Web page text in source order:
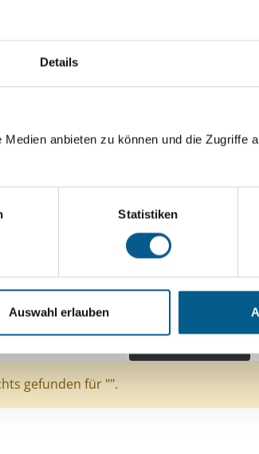
Details
anbieten zu können und die Zugriffe
Statistiken
Auswahl erlauben
Projekt oder ein Vorhaben? Hier können
recherchieren. Bei der
durch die Wahl von Bereichen oder
Suchen
Wissenschaft und Forschung
Themen:
Wohlfahrtswesen
Themen: Kunst &
gefunden für "".